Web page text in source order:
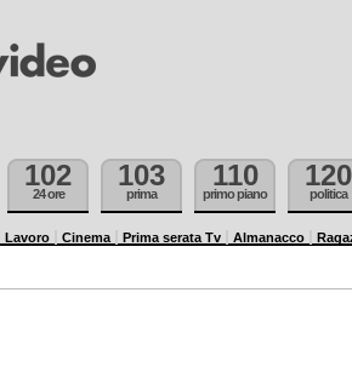
102
24 ore
103
prima
110
primo piano
120
politica
Lavoro Cinema Prima serata Tv Almanacco